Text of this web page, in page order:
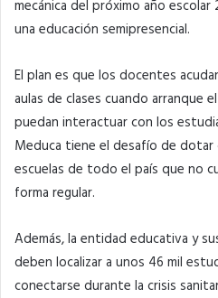
mecánica del próximo año
una educación semipresencial.
El plan es que los docentes
aulas de clases cuando arranque
puedan interactuar con los
Meduca tiene el desafío de dotar
escuelas de todo el país que no
forma regular.
Además, la entidad educativa y
deben localizar a unos 46 mil
conectarse durante la crisis